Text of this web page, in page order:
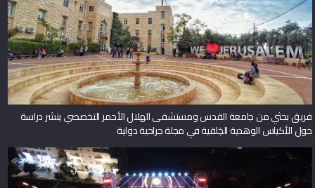
فريق بحثي من جامعة القدس ومستشفى الهلال الأحمر التخصصي ينشر دراسة
حول الأكياس الوهدية الخِلقية في مجلة جراحية دولية